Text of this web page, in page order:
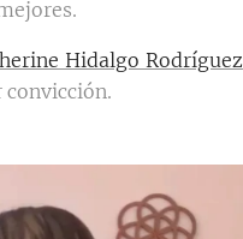
Hidalgo Rodríguez
convicción.